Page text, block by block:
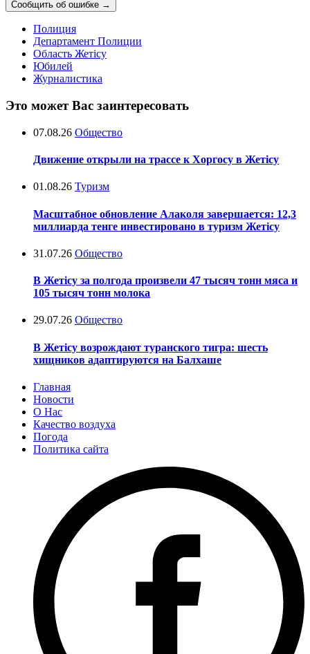
Сообщить об ошибке →
Полиция
Департамент Полиции
Область Жетісу
Юбилей
Журналистика
Это может Вас заинтересовать
07.08.26 Общество
Движение открыли на трассе к Хоргосу в Жетісу
01.08.26 Туризм
Масштабное обновление Алаколя завершается: 12,3
миллиарда тенге инвестировано в туризм Жетісу
31.07.26 Общество
В Жетісу за полгода произвели 47 тысяч тонн мяса и
105 тысяч тонн молока
29.07.26 Общество
В Жетісу возрождают туранского тигра: шесть
хищников адаптируются на Балхаше
Главная
Новости
О Нас
Качество воздуха
Погода
Политика сайта